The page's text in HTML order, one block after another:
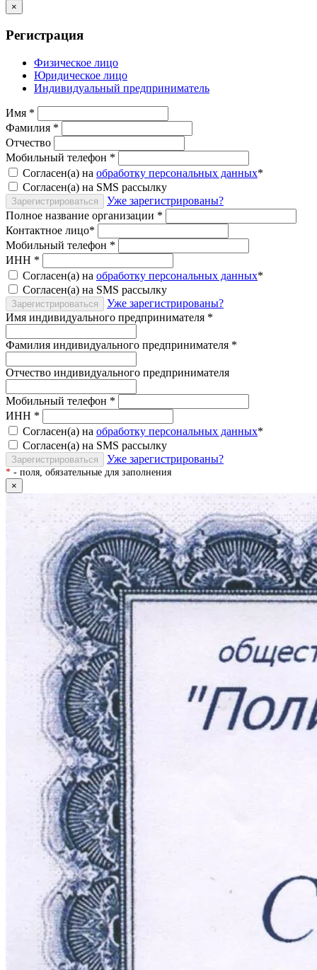
×
Регистрация
Физическое лицо
Юридическое лицо
Индивидуальный предприниматель
Имя *
Фамилия *
Отчество
Мобильный телефон *
Согласен(а) на обработку персональных данных*
Согласен(а) на SMS рассылку
Зарегистрироваться
Уже зарегистрированы?
Полное название организации *
Контактное лицо*
Мобильный телефон *
ИНН *
Согласен(а) на обработку персональных данных*
Согласен(а) на SMS рассылку
Зарегистрироваться
Уже зарегистрированы?
Имя индивидуального предпринимателя *
Фамилия индивидуального предпринимателя *
Отчество индивидуального предпринимателя
Мобильный телефон *
ИНН *
Согласен(а) на обработку персональных данных*
Согласен(а) на SMS рассылку
Зарегистрироваться Уже зарегистрированы?
* - поля, обязательные для заполнения
×